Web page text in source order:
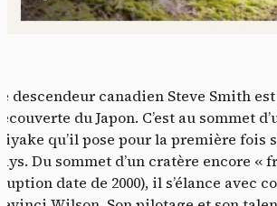
descendeur canadien Steve Smith
du Japon. C’est au sommet
qu’il pose pour la première fois
Du sommet d’un cratère encore «
date de 2000), il s’élance avec